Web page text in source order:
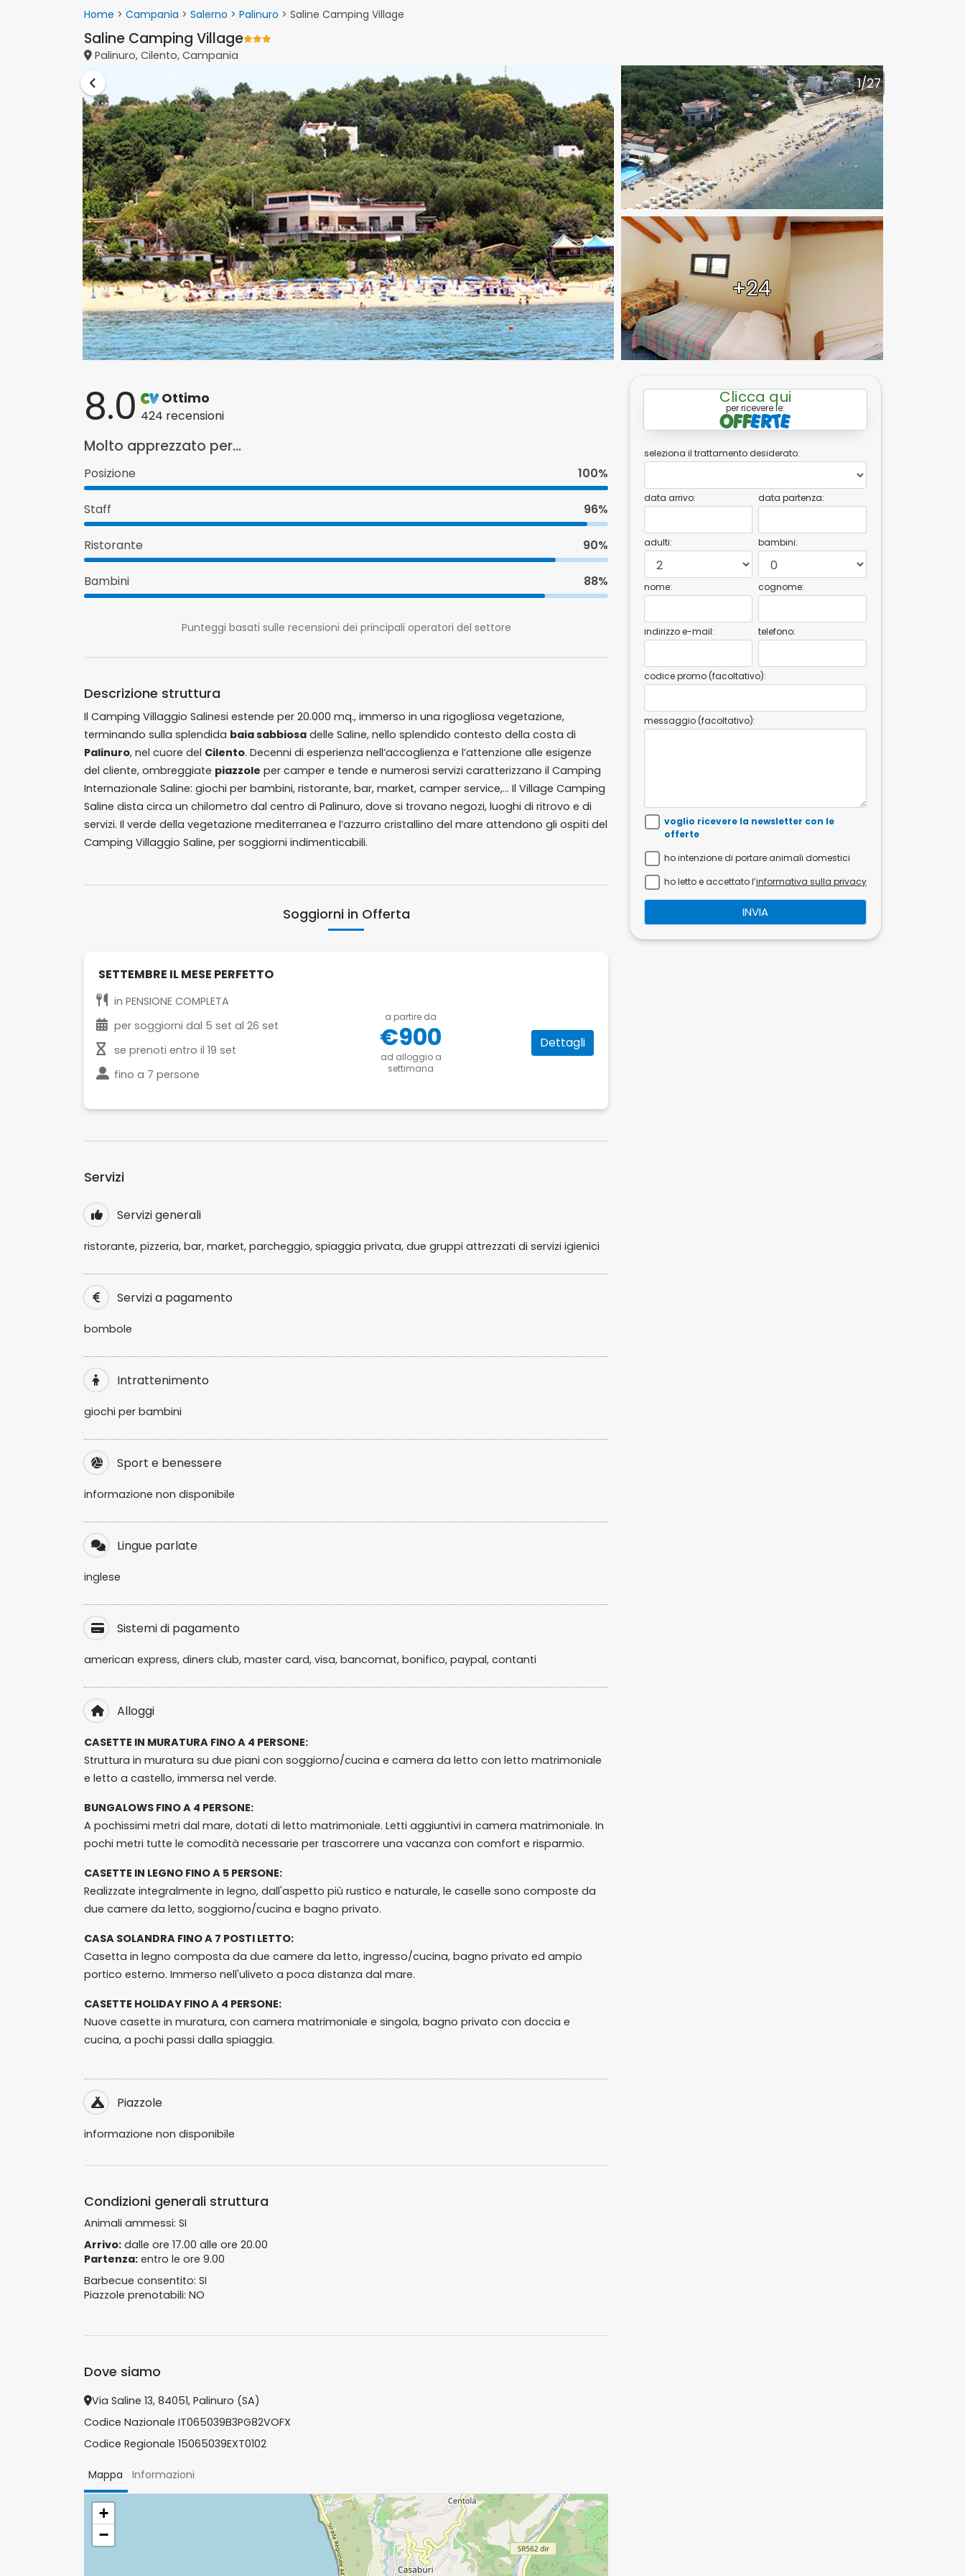
Home > Campania > Salerno > Palinuro > Saline Camping Village
Saline Camping Village
Palinuro, Cilento, Campania
Vai alla lista vacanze Campania
+24
1/27
8.0 Ottimo
424 recensioni
Molto apprezzato per...
Posizione 100%
Staff 96%
Ristorante 90%
Bambini 88%
Punteggi basati sulle recensioni dei principali operatori del settore
Descrizione struttura
Il Camping Villaggio Salinesi estende per 20.000 mq., immerso in una rigogliosa vegetazione,
terminando sulla splendida baia sabbiosa delle Saline, nello splendido contesto della costa di
Palinuro, nel cuore del Cilento. Decenni di esperienza nell’accoglienza e l’attenzione alle esigenze
del cliente, ombreggiate piazzole per camper e tende e numerosi servizi caratterizzano il Camping
Internazionale Saline: giochi per bambini, ristorante, bar, market, camper service,... Il Village Camping
Saline dista circa un chilometro dal centro di Palinuro, dove si trovano negozi, luoghi di ritrovo e di
servizi. Il verde della vegetazione mediterranea e l’azzurro cristallino del mare attendono gli ospiti del
Camping Villaggio Saline, per soggiorni indimenticabili.
Soggiorni in Offerta
SETTEMBRE IL MESE PERFETTO
in PENSIONE COMPLETA
per soggiorni dal 5 set al 26 set
se prenoti entro il 19 set
fino a 7 persone
a partire da
€900
ad alloggio a
settimana
Dettagli
Servizi
Servizi generali
ristorante, pizzeria, bar, market, parcheggio, spiaggia privata, due gruppi attrezzati di servizi igienici
Servizi a pagamento
bombole
Intrattenimento
giochi per bambini
Sport e benessere
informazione non disponibile
Lingue parlate
inglese
Sistemi di pagamento
american express, diners club, master card, visa, bancomat, bonifico, paypal, contanti
Alloggi
CASETTE IN MURATURA FINO A 4 PERSONE:
Struttura in muratura su due piani con soggiorno/cucina e camera da letto con letto matrimoniale
e letto a castello, immersa nel verde.
BUNGALOWS FINO A 4 PERSONE:
A pochissimi metri dal mare, dotati di letto matrimoniale. Letti aggiuntivi in camera matrimoniale. In
pochi metri tutte le comodità necessarie per trascorrere una vacanza con comfort e risparmio.
CASETTE IN LEGNO FINO A 5 PERSONE:
Realizzate integralmente in legno, dall'aspetto più rustico e naturale, le caselle sono composte da
due camere da letto, soggiorno/cucina e bagno privato.
CASA SOLANDRA FINO A 7 POSTI LETTO:
Casetta in legno composta da due camere da letto, ingresso/cucina, bagno privato ed ampio
portico esterno. Immerso nell'uliveto a poca distanza dal mare.
CASETTE HOLIDAY FINO A 4 PERSONE:
Nuove casette in muratura, con camera matrimoniale e singola, bagno privato con doccia e
cucina, a pochi passi dalla spiaggia.
Piazzole
informazione non disponibile
Condizioni generali struttura
Animali ammessi: SI
Arrivo: dalle ore 17.00 alle ore 20.00
Partenza: entro le ore 9.00
Barbecue consentito: SI
Piazzole prenotabili: NO
Dove siamo
Via Saline 13, 84051, Palinuro (SA)
Codice Nazionale IT065039B3PG82VOFX
Codice Regionale 15065039EXT0102
Mappa Informazioni
+
−
Clicca qui
per ricevere le:
seleziona il trattamento desiderato:
data arrivo: data partenza:
adulti: bambini:
nome: cognome:
indirizzo e-mail: telefono:
codice promo (facoltativo):
messaggio (facoltativo):
voglio ricevere la newsletter con le
offerte
ho intenzione di portare animali domestici
ho letto e accettato l’informativa sulla privacy